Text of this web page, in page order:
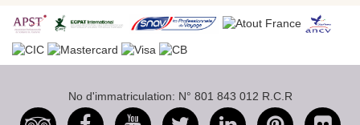
No d'immatriculation: N° 801 843 012 R.C.R